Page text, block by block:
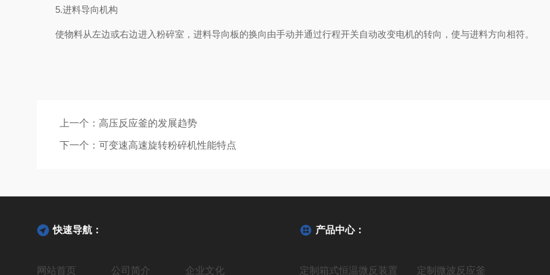
5.进料导向机构
使物料从左边或右边进入粉碎室，进料导向板的换向由手动并通过行程开关自动改变电机的转向，使与进料方向相符。
上一个： 高压反应釜的发展趋势
下一个： 可变速高速旋转粉碎机性能特点
快速导航：
网站首页 公司简介 企业文化
产品中心：
定制箱式恒温微反装置 定制微波反应釜